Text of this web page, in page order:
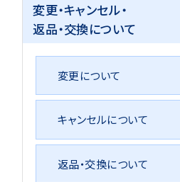
変更・キャンセル・
返品・交換について
変更について
キャンセルについて
返品・交換について